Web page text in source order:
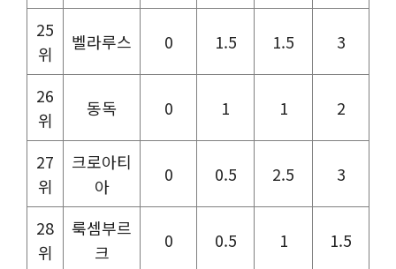
25
위
벨라루스 0 1.5 1.5 3
26
위
동독 0 1 1 2
27
위
크로아티
아
0 0.5 2.5 3
28
위
룩셈부르
크
0 0.5 1 1.5